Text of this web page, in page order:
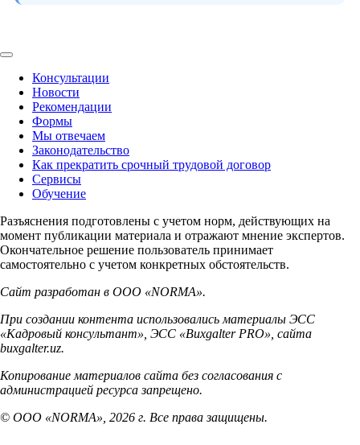
Консультации
Новости
Рекомендации
Формы
Мы отвечаем
Законодательство
Как прекратить срочный трудовой договор
Сервисы
Обучение
Разъяснения подготовлены с учетом норм, действующих на
момент публикации материала и отражают мнение экспертов.
Окончательное решение пользователь принимает
самостоятельно с учетом конкретных обстоятельств.
Сайт разработан в ООО «NORMA».
При создании контента использовались материалы ЭСС
«Кадровый консультант», ЭСС «Buxgalter PRO», сайта
buxgalter.uz.
Копирование материалов сайта без согласования с
администрацией ресурса запрещено.
© ООО «NORMA», 2026 г. Все права защищены.